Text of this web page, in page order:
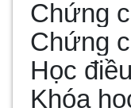
Chứng
Chứng
Học
Khóa